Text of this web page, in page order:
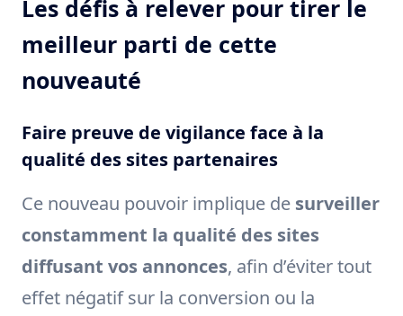
Les défis à relever pour tirer le
meilleur parti de cette
nouveauté
Faire preuve de vigilance face à la
qualité des sites partenaires
Ce nouveau pouvoir implique de surveiller
constamment la qualité des sites
diffusant vos annonces, afin d’éviter tout
effet négatif sur la conversion ou la